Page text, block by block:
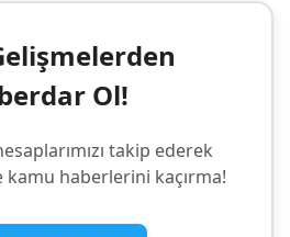
Ol!
takip ederek
kamu haberlerini kaçırma!